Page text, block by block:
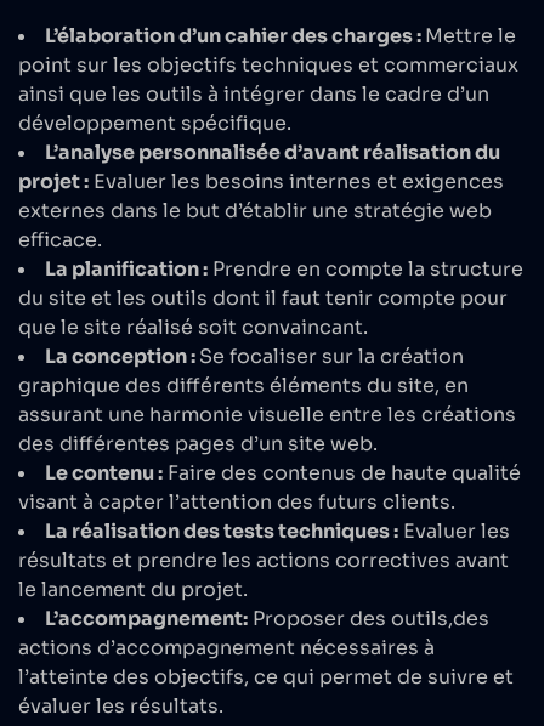
L’élaboration d’un cahier des charges :Mettre le
point sur les objectifs techniques et commerciaux
ainsi que les outils à intégrer dans le cadre d’un
développement spécifique.
L’analyse personnalisée d’avant réalisation du
projet : Evaluer les besoins internes et exigences
externes dans le but d’établir une stratégie web
efficace.
La planification : Prendre en compte la structure
du site et les outils dont il faut tenir compte pour
que le site réalisé soit convaincant.
La conception :Se focaliser sur la création
graphique des différents éléments du site, en
assurant une harmonie visuelle entre les créations
des différentes pages d’un site web.
Le contenu : Faire des contenus de haute qualité
visant à capter l’attention des futurs clients.
La réalisation des tests techniques : Evaluer les
résultats et prendre les actions correctives avant
le lancement du projet.
L’accompagnement: Proposer des outils,des
actions d’accompagnement nécessaires à
l’atteinte des objectifs, ce qui permet de suivre et
évaluer les résultats.